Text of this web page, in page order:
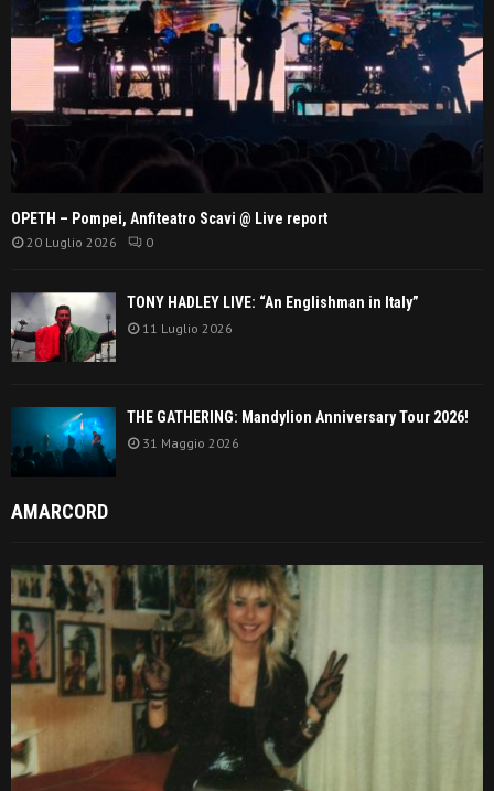
OPETH – Pompei, Anfiteatro Scavi @ Live report
20 Luglio 2026 0
TONY HADLEY LIVE: “An Englishman in Italy”
11 Luglio 2026
THE GATHERING: Mandylion Anniversary Tour 2026!
31 Maggio 2026
AMARCORD